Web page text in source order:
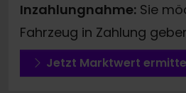
Inzahlungnahme: Sie
Fahrzeug in Zahlung
Jetzt Marktwert